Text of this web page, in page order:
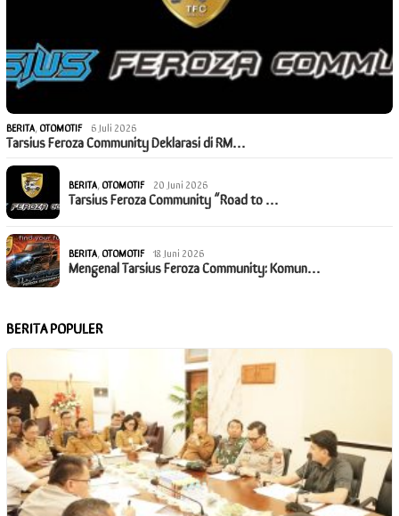
BERITA,OTOMOTIF 6 Juli 2026
Tarsius Feroza Community Deklarasi di RM…
BERITA,OTOMOTIF 20 Juni 2026
Tarsius Feroza Community “Road to …
BERITA,OTOMOTIF 18 Juni 2026
Mengenal Tarsius Feroza Community: Komun…
BERITA POPULER